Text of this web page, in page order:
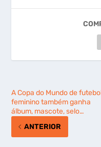
A Copa do Mundo de
feminino também ganha
álbum, mascote, selo…
ANTERIOR